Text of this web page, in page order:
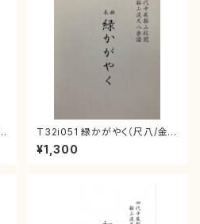
T32i051 緑かがやく（尺八/金
森高山/楽譜）都山流公刊楽譜曲
番：50
¥1,300